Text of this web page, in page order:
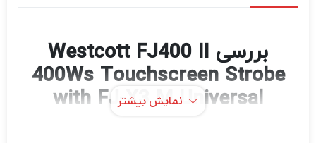
بررسی Westcott FJ400 II
400Ws Touchscreen Strobe
with FJ-X3 M Universal
نمایش بیشتر